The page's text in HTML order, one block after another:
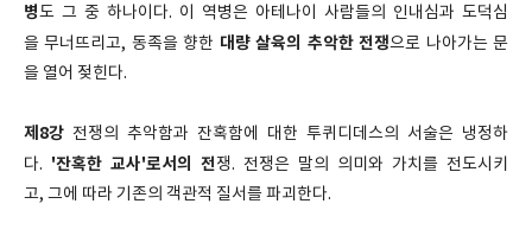
병도 그 중 하나이다. 이 역병은 아테나이 사람들의 인내심과 도덕심
을 무너뜨리고, 동족을 향한 대량 살육의 추악한 전쟁으로 나아가는 문
을 열어 젖힌다.
제8강 전쟁의 추악함과 잔혹함에 대한 투퀴디데스의 서술은 냉정하
다. '잔혹한 교사'로서의 전쟁. 전쟁은 말의 의미와 가치를 전도시키
고, 그에 따라 기존의 객관적 질서를 파괴한다.